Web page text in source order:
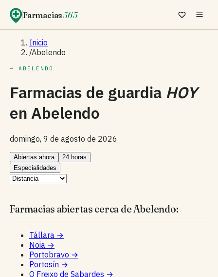
Farmacias365
Inicio
/Abelendo
— ABELENDO
Farmacias de guardia HOY
en Abelendo
domingo, 9 de agosto de 2026
Abiertas ahora
24 horas
Especialidades
Farmacias abiertas cerca de Abelendo:
Tállara →
Noia →
Portobravo →
Portosín →
O Freixo de Sabardes →